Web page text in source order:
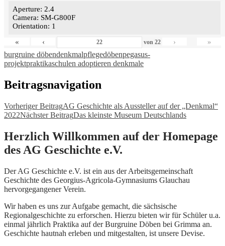
Aperture: 2.4
Camera: SM-G800F
Orientation: 1
«
‹ von22 › »
burgruine döbendenkmalpflegedöbenpegasus-
projektpraktikaschulen adoptieren denkmale
Beitragsnavigation
Vorheriger BeitragAG Geschichte als Aussteller auf der „Denkmal“
2022Nächster BeitragDas kleinste Museum Deutschlands
Herzlich Willkommen auf der Homepage
des AG Geschichte e.V.
Der AG Geschichte e.V. ist ein aus der Arbeitsgemeinschaft
Geschichte des Georgius-Agricola-Gymnasiums Glauchau
hervorgegangener Verein.
Wir haben es uns zur Aufgabe gemacht, die sächsische
Regionalgeschichte zu erforschen. Hierzu bieten wir für Schüler u.a.
einmal jährlich Praktika auf der Burgruine Döben bei Grimma an.
Geschichte hautnah erleben und mitgestalten, ist unsere Devise.